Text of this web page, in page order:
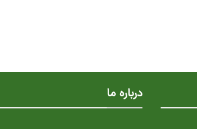
درباره ما